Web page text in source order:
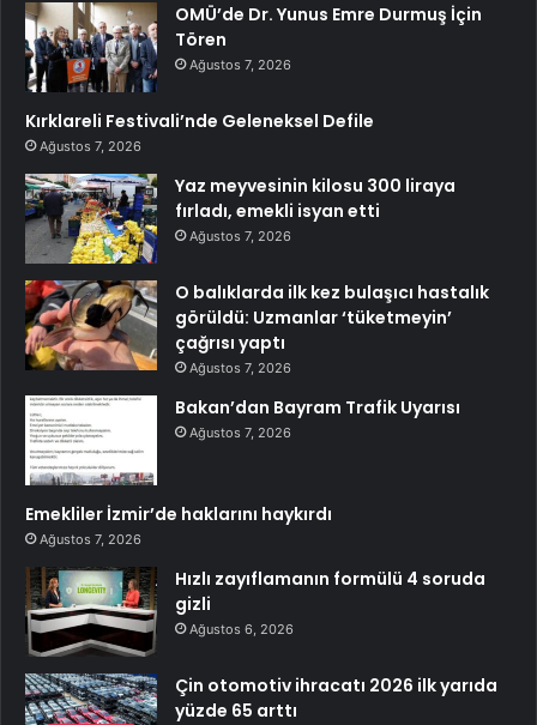
OMÜ’de Dr. Yunus Emre Durmuş İçin
Tören
Ağustos 7, 2026
Kırklareli Festivali’nde Geleneksel Defile
Ağustos 7, 2026
Yaz meyvesinin kilosu 300 liraya
fırladı, emekli isyan etti
Ağustos 7, 2026
O balıklarda ilk kez bulaşıcı hastalık
görüldü: Uzmanlar ‘tüketmeyin’
çağrısı yaptı
Ağustos 7, 2026
Bakan’dan Bayram Trafik Uyarısı
Ağustos 7, 2026
Emekliler İzmir’de haklarını haykırdı
Ağustos 7, 2026
Hızlı zayıflamanın formülü 4 soruda
gizli
Ağustos 6, 2026
Çin otomotiv ihracatı 2026 ilk yarıda
yüzde 65 arttı